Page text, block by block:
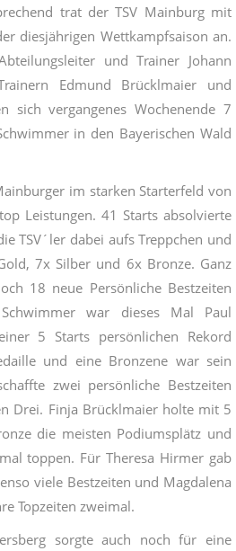
trat der TSV Mainburg mit
diesjährigen Wettkampfsaison an.
und Trainer Johann
Edmund Brücklmaier und
sich vergangenes Wochenende 7
in den Bayerischen Wald
im starken Starterfeld von
Leistungen. 41 Starts absolvierte
TSV´ler dabei aufs Treppchen und
7x Silber und 6x Bronze. Ganz
18 neue Persönliche Bestzeiten
war dieses Mal Paul
5 Starts persönlichen Rekord
und eine Bronzene war sein
zwei persönliche Bestzeiten
Drei. Finja Brücklmaier holte mit 5
die meisten Podiumsplätz und
toppen. Für Theresa Hirmer gab
viele Bestzeiten und Magdalena
Topzeiten zweimal.
sorgte auch noch für eine